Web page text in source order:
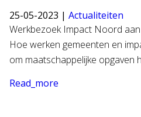
25-05-2023 | Actualiteiten
Werkbezoek Impact Noord
Hoe werken gemeenten en
om maatschappelijke opgaven
Read_more